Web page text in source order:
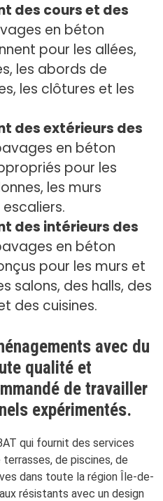
des cours et des
en béton
pour les allées,
les abords de
les clôtures et les
des extérieurs des
en béton
pour les
les murs
des intérieurs des
en béton
pour les murs et
salons, des halls, des
des cuisines.
avec du
qualité et
de travailler
expérimentés.
qui fournit des services
terrasses, de piscines, de
dans toute la région Île-de-
résistants avec un design